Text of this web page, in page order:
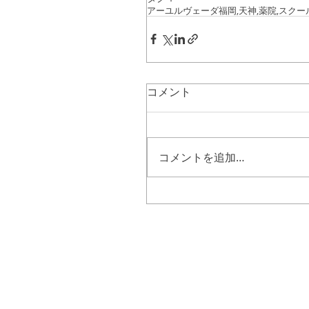
アーユルヴェーダ福岡,天神,薬院,スクー
コメント
コメントを追加…